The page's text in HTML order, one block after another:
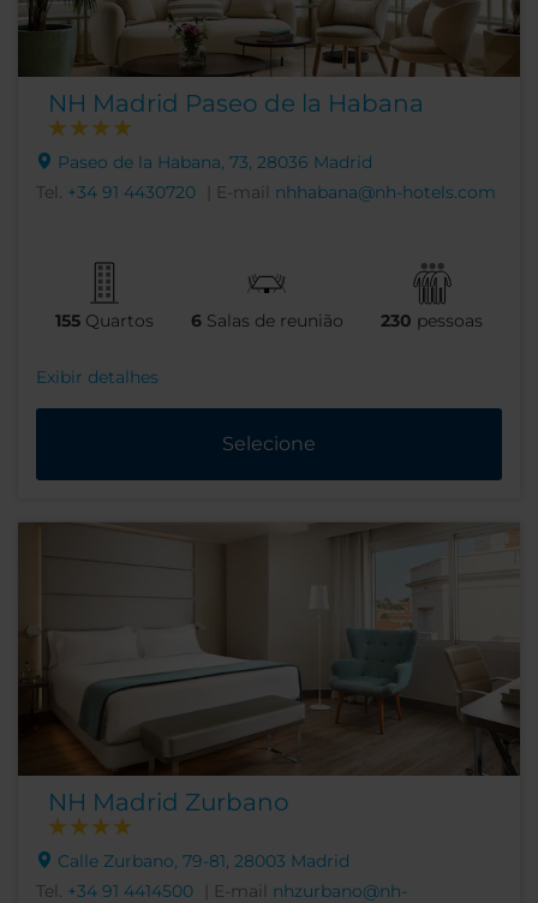
NH Madrid Paseo de la Habana
Paseo de la Habana, 73, 28036 Madrid
Tel. +34 91 4430720 | E-mail nhhabana@nh-hotels.com
155 Quartos 6 Salas de reunião 230 pessoas
Exibir detalhes
Selecione
NH Madrid Zurbano
Calle Zurbano, 79-81, 28003 Madrid
Tel. +34 91 4414500 | E-mail nhzurbano@nh-